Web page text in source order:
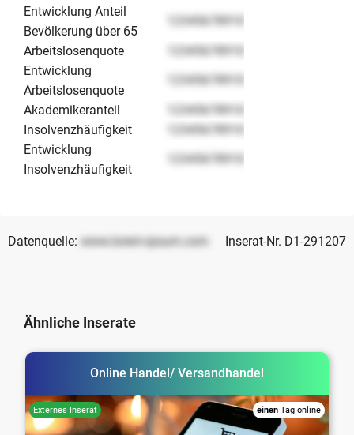
Entwicklung Anteil
Bevölkerung über 65
12345678910
Arbeitslosenquote
12345678910
Entwicklung
Arbeitslosenquote
12345678910
Akademikeranteil
12345678910
Insolvenzhäufigkeit
12345678910
Entwicklung
Insolvenzhäufigkeit
12345678910
Datenquelle: www.lorem-ipsum.com Inserat-Nr. D1-291207
Ähnliche Inserate
Online Handel/ Versandhandel
einen Tag online